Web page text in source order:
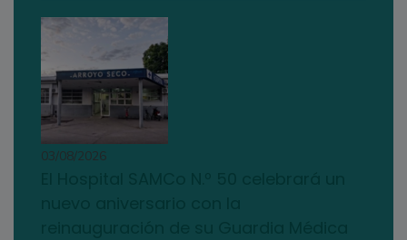
03/08/2026